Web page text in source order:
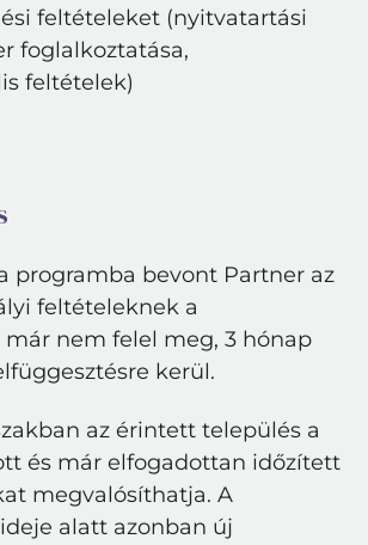
feltételeket (nyitvatartási
foglalkoztatása,
feltételek)
programba bevont Partner az
feltételeknek a
már nem felel meg, 3 hónap
kerül.
az érintett település a
és már elfogadottan időzített
megvalósíthatja. A
alatt azonban új